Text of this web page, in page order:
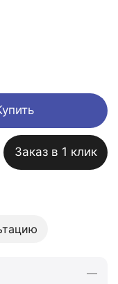
Заказ в 1 клик